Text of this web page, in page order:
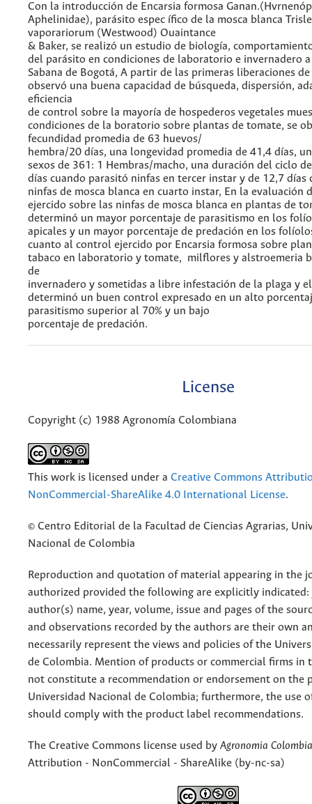
Con la introducción de Encarsia formosa
Aphelinidae), parásito espec ífico de la mosca blanca
vaporariorum (Westwood) Ouaintance
& Baker, se realizó un estudio de biología,
del parásito en condiciones de laboratorio e invernadero
Sabana de Bogotá, A partir de las primeras liberaciones de
observó una buena capacidad de búsqueda, dispersión,
eficiencia
de control sobre la mayoría de hospederos vegetales
condiciones de la boratorio sobre plantas de tomate, se
fecundidad promedia de 63 huevos/
hembra/20 días, una longevidad promedia de 41,4 días,
sexos de 361: 1 Hembras/macho, una duración del ciclo
días cuando parasitó ninfas en tercer instar y de 12,7 días
ninfas de mosca blanca en cuarto instar, En la evaluación
ejercido sobre las ninfas de mosca blanca en plantas de
determinó un mayor porcentaje de parasitismo en los
apicales y un mayor porcentaje de predación en los
cuanto al control ejercido por Encarsia formosa sobre
tabaco en laboratorio y tomate, milflores y alstroemeria
de
invernadero y sometidas a libre infestación de la plaga y
determinó un buen control expresado en un alto
parasitismo superior al 70% y un bajo
porcentaje de predación.
License
Copyright (c) 1988 Agronomía Colombiana
This work is licensed under a Creative Commons
NonCommercial-ShareAlike 4.0 International License.
© Centro Editorial de la Facultad de Ciencias Agrarias,
Nacional de Colombia
Reproduction and quotation of material appearing in the
authorized provided the following are explicitly indicated:
author(s) name, year, volume, issue and pages of the
and observations recorded by the authors are their own
necessarily represent the views and policies of the
de Colombia. Mention of products or commercial firms in
not constitute a recommendation or endorsement on the
Universidad Nacional de Colombia; furthermore, the use
should comply with the product label recommendations.
The Creative Commons license used by Agronomia
Attribution - NonCommercial - ShareAlike (by-nc-sa)